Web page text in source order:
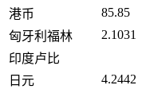
港币
85.85
匈牙利福林
2.1031
印度卢比
日元
4.2442